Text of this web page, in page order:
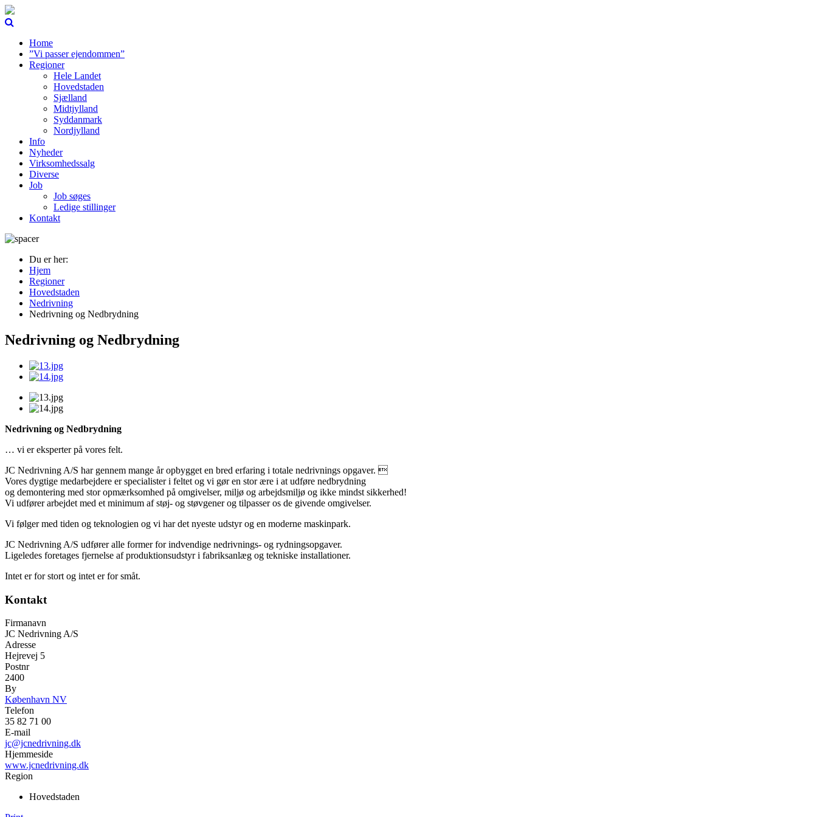
Home
”Vi passer ejendommen”
Regioner
Hele Landet
Hovedstaden
Sjælland
Midtjylland
Syddanmark
Nordjylland
Info
Nyheder
Virksomhedssalg
Diverse
Job
Job søges
Ledige stillinger
Kontakt
Du er her:
Hjem
Regioner
Hovedstaden
Nedrivning
Nedrivning og Nedbrydning
Nedrivning og Nedbrydning
Nedrivning og Nedbrydning
… vi er eksperter på vores felt.
JC Nedrivning A/S har gennem mange år opbygget en bred erfaring i totale nedrivnings opgaver. 
Vores dygtige medarbejdere er specialister i feltet og vi gør en stor ære i at udføre nedbrydning
og demontering med stor opmærksomhed på omgivelser, miljø og arbejdsmiljø og ikke mindst sikkerhed!
Vi udfører arbejdet med et minimum af støj- og støvgener og tilpasser os de givende omgivelser.
Vi følger med tiden og teknologien og vi har det nyeste udstyr og en moderne maskinpark.
JC Nedrivning A/S udfører alle former for indvendige nedrivnings- og rydningsopgaver.
Ligeledes foretages fjernelse af produktionsudstyr i fabriksanlæg og tekniske installationer.
Intet er for stort og intet er for småt.
Kontakt
Firmanavn
JC Nedrivning A/S
Adresse
Hejrevej 5
Postnr
2400
By
København NV
Telefon
35 82 71 00
E-mail
jc@jcnedrivning.dk
Hjemmeside
www.jcnedrivning.dk
Region
Hovedstaden